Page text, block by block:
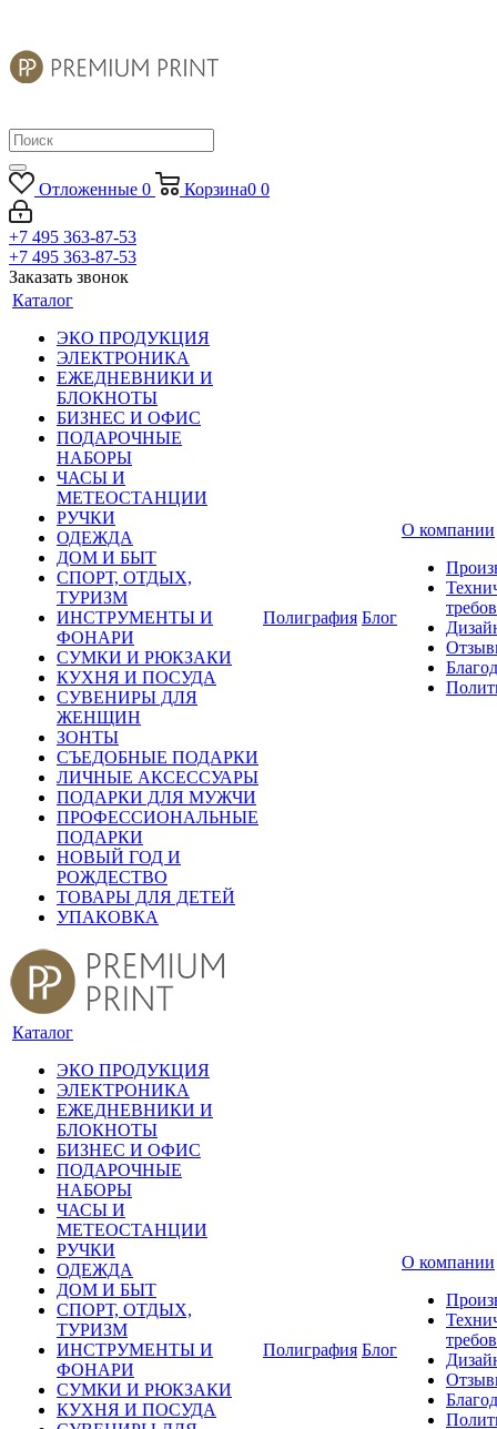
Отложенные 0 Корзина0 0
+7 495 363-87-53
+7 495 363-87-53
Заказать звонок
Каталог
ЭКО ПРОДУКЦИЯ
ЭЛЕКТРОНИКА
ЕЖЕДНЕВНИКИ И
БЛОКНОТЫ
БИЗНЕС И ОФИС
ПОДАРОЧНЫЕ
НАБОРЫ
ЧАСЫ И
МЕТЕОСТАНЦИИ
РУЧКИ
ОДЕЖДА
ДОМ И БЫТ
СПОРТ, ОТДЫХ,
ТУРИЗМ
ИНСТРУМЕНТЫ И
ФОНАРИ
СУМКИ И РЮКЗАКИ
КУХНЯ И ПОСУДА
СУВЕНИРЫ ДЛЯ
ЖЕНЩИН
ЗОНТЫ
СЪЕДОБНЫЕ ПОДАРКИ
ЛИЧНЫЕ АКСЕССУАРЫ
ПОДАРКИ ДЛЯ МУЖЧИ
ПРОФЕССИОНАЛЬНЫЕ
ПОДАРКИ
НОВЫЙ ГОД И
РОЖДЕСТВО
ТОВАРЫ ДЛЯ ДЕТЕЙ
УПАКОВКА
Полиграфия Блог
О компании
Каталог
ЭКО ПРОДУКЦИЯ
ЭЛЕКТРОНИКА
ЕЖЕДНЕВНИКИ И
БЛОКНОТЫ
БИЗНЕС И ОФИС
ПОДАРОЧНЫЕ
НАБОРЫ
ЧАСЫ И
МЕТЕОСТАНЦИИ
РУЧКИ
ОДЕЖДА
ДОМ И БЫТ
СПОРТ, ОТДЫХ,
ТУРИЗМ
ИНСТРУМЕНТЫ И
ФОНАРИ
СУМКИ И РЮКЗАКИ
КУХНЯ И ПОСУДА
Полиграфия Блог
О компании